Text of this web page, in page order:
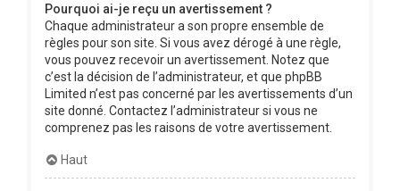
Pourquoi ai-je reçu un avertissement ?
Chaque administrateur a son propre ensemble de
règles pour son site. Si vous avez dérogé à une règle,
vous pouvez recevoir un avertissement. Notez que
c’est la décision de l’administrateur, et que phpBB
Limited n’est pas concerné par les avertissements d’un
site donné. Contactez l’administrateur si vous ne
comprenez pas les raisons de votre avertissement.
Haut